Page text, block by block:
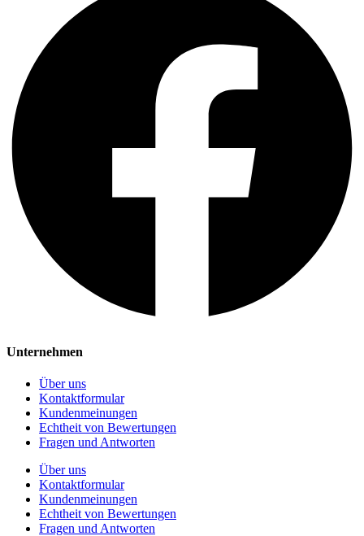
Unternehmen
Über uns
Kontaktformular
Kundenmeinungen
Echtheit von Bewertungen
Fragen und Antworten
Über uns
Kontaktformular
Kundenmeinungen
Echtheit von Bewertungen
Fragen und Antworten